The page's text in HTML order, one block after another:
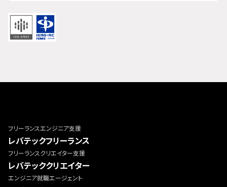
フリーランスエンジニア支援
レバテックフリーランス
フリーランスクリエイター支援
レバテッククリエイター
エンジニア就職エージェント